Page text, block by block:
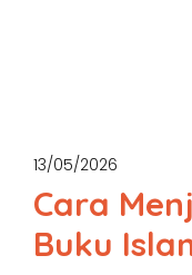
13/05/2026
Cara
Buku